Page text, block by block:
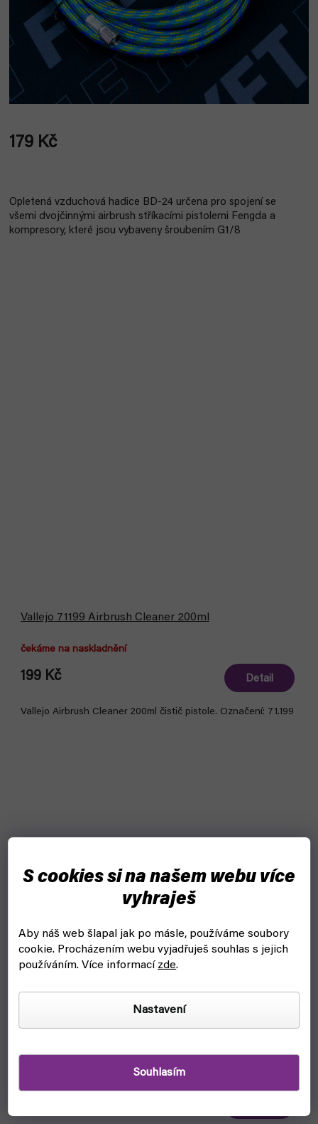
S cookies si na našem webu více
vyhraješ
Aby náš web šlapal jak po másle, používáme soubory
cookie. Procházením webu vyjadřuješ souhlas s jejich
používáním. Více informací zde.
Nastavení
Souhlasím
179 Kč
Opletená vzduchová hadice BD-24 určena pro spojení se
všemi dvojčinnými airbrush stříkacími pistolemi Fengda a
kompresory, které jsou vybaveny šroubením G1/8
Vallejo 71199 Airbrush Cleaner 200ml
čekáme na naskladnění
199 Kč Detail
Vallejo Airbrush Cleaner 200ml čistič pistole. Označení: 71.199